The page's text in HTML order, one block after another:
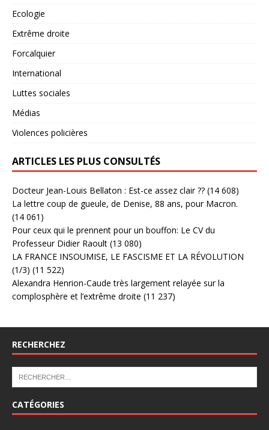
Ecologie
Extrême droite
Forcalquier
International
Luttes sociales
Médias
Violences policières
ARTICLES LES PLUS CONSULTÉS
Docteur Jean-Louis Bellaton : Est-ce assez clair ?? (14 608)
La lettre coup de gueule, de Denise, 88 ans, pour Macron.
(14 061)
Pour ceux qui le prennent pour un bouffon: Le CV du
Professeur Didier Raoult (13 080)
LA FRANCE INSOUMISE, LE FASCISME ET LA RÉVOLUTION
(1/3) (11 522)
Alexandra Henrion-Caude très largement relayée sur la
complosphère et l’extrême droite (11 237)
RECHERCHEZ
CATÉGORIES